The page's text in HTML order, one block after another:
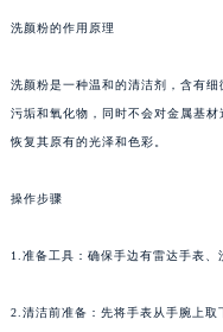
洗颜粉的作用原理
洗颜粉是一种温和的清洁剂，含有
污垢和氧化物，同时不会对金属基
恢复其原有的光泽和色彩。
操作步骤
1.准备工具：确保手边有雷达手表、
2.清洁前准备：先将手表从手腕上